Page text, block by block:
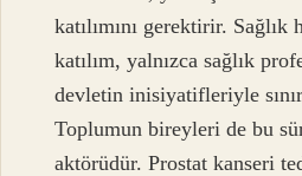
katılımını gerektirir. Sağlık
katılım, yalnızca sağlık
devletin inisiyatifleriyle
Toplumun bireyleri de bu
aktörüdür. Prostat kanseri